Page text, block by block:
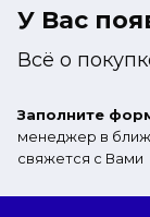
У Вас
Всё о
Заполните
менеджер в
свяжется с Вами